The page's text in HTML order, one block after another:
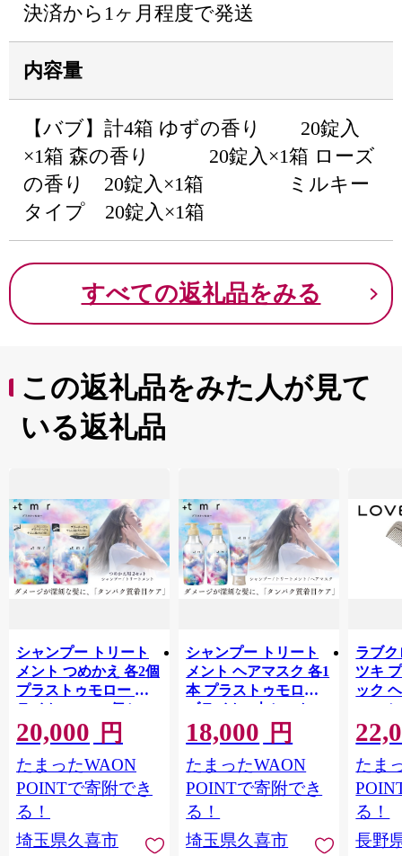
決済から1ヶ月程度で発送
内容量
【バブ】計4箱 ゆずの香り 20錠入
×1箱 森の香り 20錠入×1箱 ローズ
の香り 20錠入×1箱 ミルキー
タイプ 20錠入×1箱
すべての返礼品をみる
この返礼品をみた人が見て
いる返礼品
シャンプー トリート
メント つめかえ 各2個
プラストゥモロー ブ
ライト 400ml 4個セッ
ト | 美容 ヘアケア つ
めかえ 詰め替え ブリ
ーチ 口コミ 香り リピ
ート ランキング ロン
グ ストレート サラサ
ラ 洗い上がり パサつ
き カラー 髪 保湿 ダメ
20,000 円
たまったWAON
POINTで寄附でき
る！
埼玉県久喜市
シャンプー トリート
メント ヘアマスク 各1
本 プラストゥモロー
ブライト 3本セット |
美容 ヘアケア つめか
え 詰め替え ブリーチ
口コミ 香り リピート
ランキング ロング ス
トレート サラサラ 洗
い上がり パサつき カ
ラー 髪 保湿 ダメージ
18,000 円
たまったWAON
POINTで寄附でき
る！
埼玉県久喜市
ラブク
ツキ
ック
コーム
つや
市
たま
る！
長野